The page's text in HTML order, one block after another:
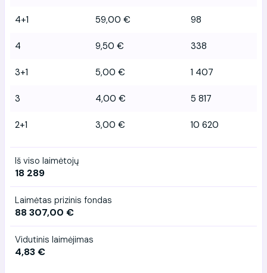
4+1 59,00 € 98
4 9,50 € 338
3+1 5,00 € 1 407
3 4,00 € 5 817
2+1 3,00 € 10 620
Iš viso laimėtojų
18 289
Laimėtas prizinis fondas
88 307,00 €
Vidutinis laimėjimas
4,83 €